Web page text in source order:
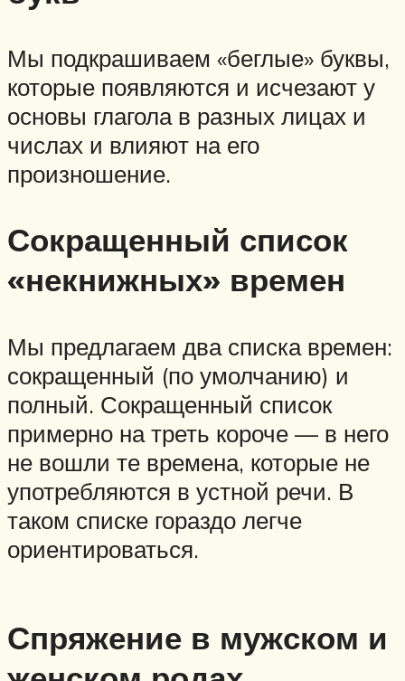
Мы подкрашиваем «беглые» буквы,
которые появляются и исчезают у
основы глагола в разных лицах и
числах и влияют на его
произношение.
Сокращенный список
«некнижных» времен
Мы предлагаем два списка времен:
сокращенный (по умолчанию) и
полный. Сокращенный список
примерно на треть короче — в него
не вошли те времена, которые не
употребляются в устной речи. В
таком списке гораздо легче
ориентироваться.
Спряжение в мужском и